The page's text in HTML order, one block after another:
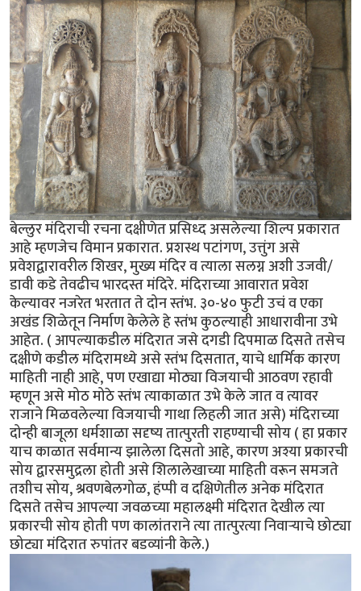
बेल्लुर मंदिराची रचना दक्षीणेत प्रसिध्द असलेल्या शिल्प प्रकारात
आहे म्हणजेच विमान प्रकारात. प्रशस्थ पटांगण, उत्तुंग असे
प्रवेशद्वारावरील शिखर, मुख्य मंदिर व त्याला सलग्न अशी उजवी/
डावी कडे तेवढीच भारदस्त मंदिरे. मंदिराच्या आवारात प्रवेश
केल्यावर नजरेत भरतात ते दोन स्तंभ. ३०-४० फुटी उचं व एका
अखंड शिळेतून निर्माण केलेले हे स्तंभ कुठल्याही आधारावीना उभे
आहेत. ( आपल्याकडील मंदिरात जसे दगडी दिपमाळ दिसते तसेच
दक्षीणे कडील मंदिरामध्ये असे स्तंभ दिसतात, याचे धार्मिक कारण
माहिती नाही आहे, पण एखाद्या मोठ्या विजयाची आठवण रहावी
म्हणून असे मोठ मोठे स्तंभ त्याकाळात उभे केले जात व त्यावर
राजाने मिळवलेल्या विजयाची गाथा लिहली जात असे) मंदिराच्या
दोन्ही बाजूला धर्मशाळा सदृष्य तात्पुरती राहण्याची सोय ( हा प्रकार
याच काळात सर्वमान्य झालेला दिसतो आहे, कारण अश्या प्रकारची
सोय द्वारसमुद्रला होती असे शिलालेखाच्या माहिती वरून समजते
तशीच सोय, श्रवणबेलगोळ, हंप्पी व दक्षिणेतील अनेक मंदिरात
दिसते तसेच आपल्या जवळच्या महालक्ष्मी मंदिरात देखील त्या
प्रकारची सोय होती पण कालांतराने त्या तात्पुरत्या निवार्‍याचे छोट्या
छोट्या मंदिरात रुपांतर बडव्यांनी केले.)